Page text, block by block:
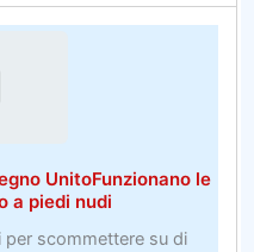
posti
UnitoFunzionano le
a piedi nudi
scommettere su di